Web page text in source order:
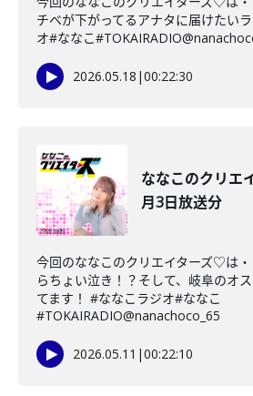
チベが下がってるアナタに届けたい
オ#ななこ
2026.05.18 |00:22:30
ななこのクリ
月3日放送分
今回のななこのクリエイターズ♡は
らちょい泣き！？そして、岐阜のオ
てます！ #ななこラジオ#ななこ
#TOKAIRADIO@nanachoco_65
2026.05.11 |00:22:10